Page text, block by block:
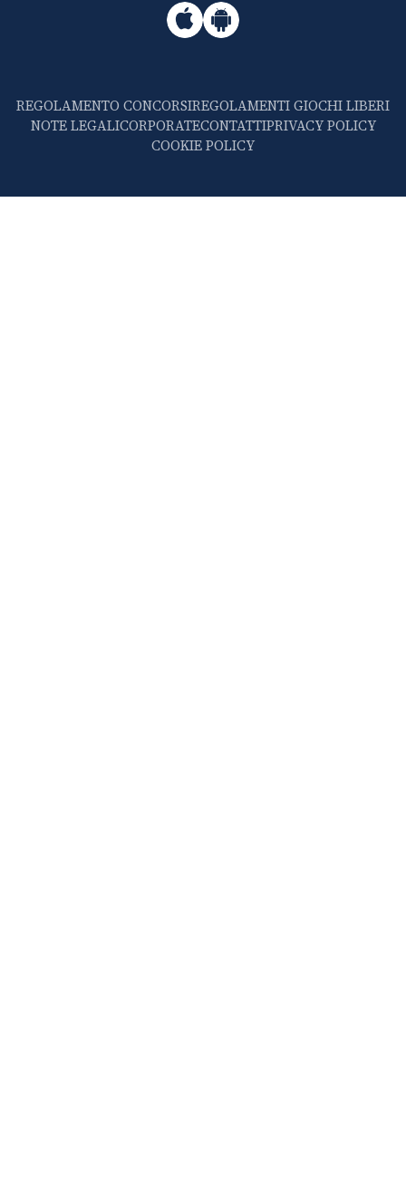
REGOLAMENTO CONCORSIREGOLAMENTI GIOCHI LIBERI
NOTE LEGALICORPORATECONTATTIPRIVACY POLICY
COOKIE POLICY